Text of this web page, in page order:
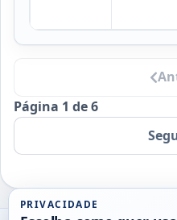
Página 1 de 6
PRIVACIDADE